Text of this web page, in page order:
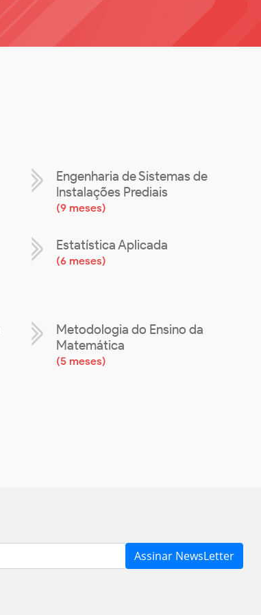
Engenharia de Sistemas de
Instalações Prediais
(9 meses)
Estatística Aplicada
(6 meses)
Metodologia do Ensino da
Matemática
(5 meses)